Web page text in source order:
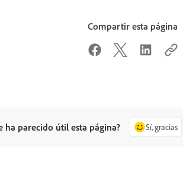
Compartir esta página
ha parecido útil esta página? Sí, gracias